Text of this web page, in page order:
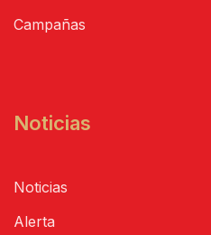
Campañas
Noticias
Noticias
Alerta